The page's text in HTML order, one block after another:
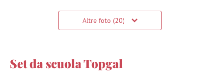
Altre foto (20)
Set da scuola Topgal